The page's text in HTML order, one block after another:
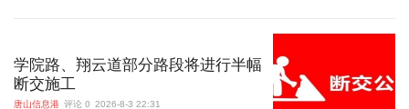
学院路、翔云道部分路段将进行半幅
断交施工
唐山信息港 评论 0 2026-8-3 22:31